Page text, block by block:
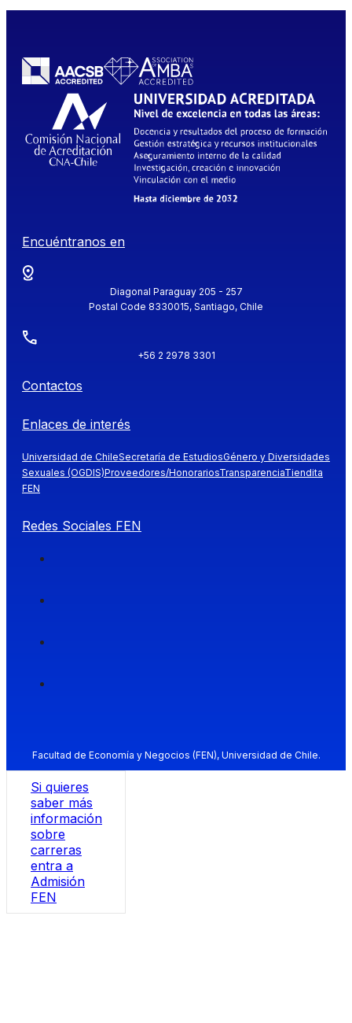
Encuéntranos en
Diagonal Paraguay 205 - 257
Postal Code 8330015, Santiago, Chile
+56 2 2978 3301
Contactos
Enlaces de interés
Universidad de ChileSecretaría de EstudiosGénero y Diversidades
Sexuales (OGDIS)Proveedores/HonorariosTransparenciaTiendita
FEN
Redes Sociales FEN
Facultad de Economía y Negocios (FEN), Universidad de Chile.
Si quieres
saber más
información
sobre
carreras
entra a
Admisión
FEN